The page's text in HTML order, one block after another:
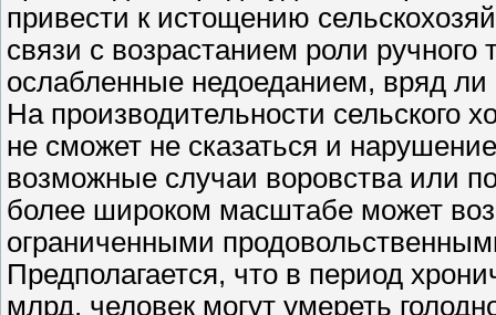
привести к истощению
связи с возрастанием роли
ослабленные недоеданием, вряд ли
На производительности сельского
не сможет не сказаться и
возможные случаи воровства или
более широком масштабе может
ограниченными
Предполагается, что в период
млрд. человек могут умереть